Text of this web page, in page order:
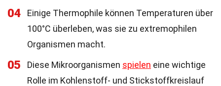
04
Einige Thermophile können Temperaturen über
100°C überleben, was sie zu extremophilen
Organismen macht.
05 Diese Mikroorganismen spielen eine wichtige
Rolle im Kohlenstoff- und Stickstoffkreislauf